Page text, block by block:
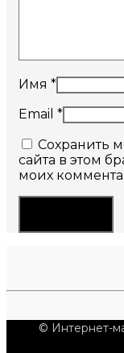
Имя *
Email *
Сохранить
сайта в этом
моих
© Интернет-